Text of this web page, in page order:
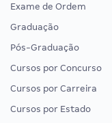
Exame de Ordem
Graduação
Pós-Graduação
Cursos por Concurso
Cursos por Carreira
Cursos por Estado